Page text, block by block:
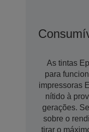
As tintas
para
impressoras
nítido à
gerações.
sobre o
tirar o